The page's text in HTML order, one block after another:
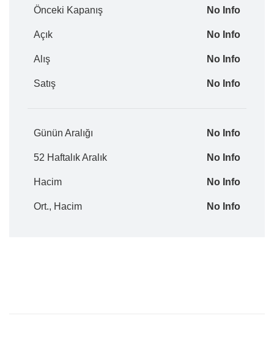
Önceki Kapanış No Info
Açık No Info
Alış No Info
Satış No Info
Günün Aralığı No Info
52 Haftalık Aralık No Info
Hacim No Info
Ort., Hacim No Info